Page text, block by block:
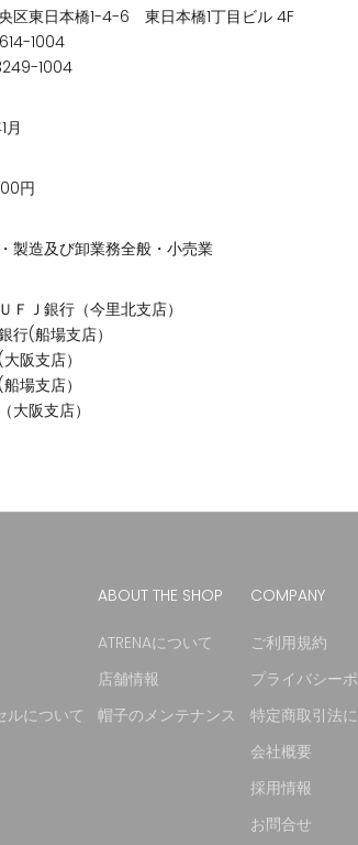
区東日本橋1-4-6 東日本橋1丁目ビル 4F
1004
1004
月
円
製造及び卸業務全般・小売業
ＦＪ銀行（今里北支店）
行(船場支店）
阪支店）
場支店）
大阪支店）
ルについて
ABOUT THE SHOP
ATRENAについて
店舗情報
帽子のメンテナンス
COMPANY
ご利用規約
プライバシー
特定商取引法
会社概要
採用情報
お問合せ